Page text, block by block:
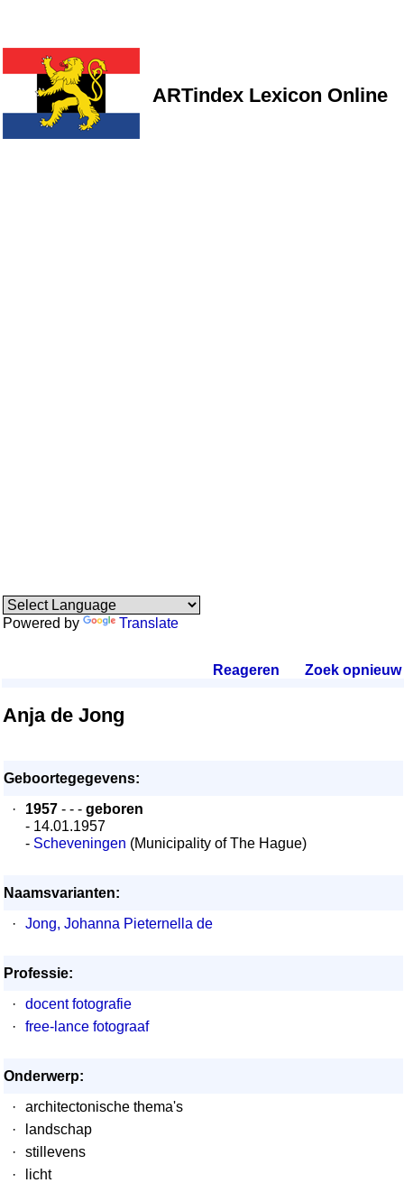
ARTindex Lexicon Online
Powered by Translate
Reageren Zoek opnieuw.
Anja de Jong
Geboortegegevens:
·
1957 - - - geboren
- 14.01.1957
- Scheveningen (Municipality of The Hague)
Naamsvarianten:
·
Jong, Johanna Pieternella de
Professie:
·
docent fotografie
·
free-lance fotograaf
Onderwerp:
·
architectonische thema's
·
landschap
·
stillevens
·
licht